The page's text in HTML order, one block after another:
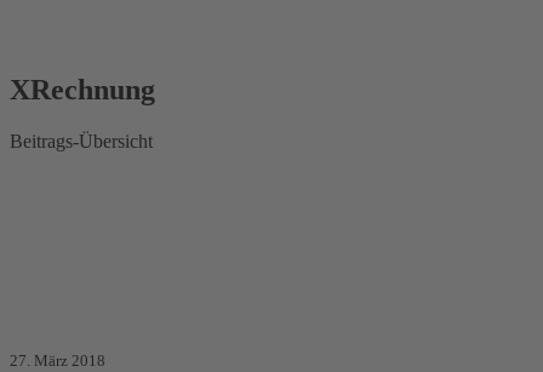
XRechnung
Beitrags-Übersicht
27. März 2018